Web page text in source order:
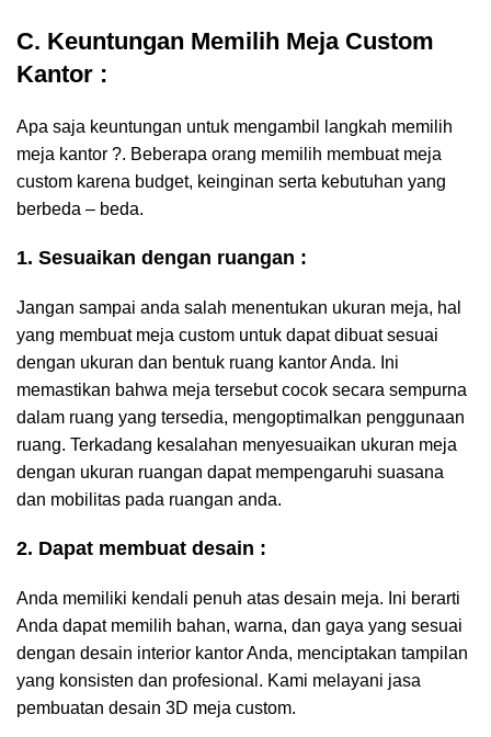
C. Keuntungan Memilih Meja Custom
Kantor :
Apa saja keuntungan untuk mengambil langkah memilih
meja kantor ?. Beberapa orang memilih membuat meja
custom karena budget, keinginan serta kebutuhan yang
berbeda – beda.
1. Sesuaikan dengan ruangan :
Jangan sampai anda salah menentukan ukuran meja, hal
yang membuat meja custom untuk dapat dibuat sesuai
dengan ukuran dan bentuk ruang kantor Anda. Ini
memastikan bahwa meja tersebut cocok secara sempurna
dalam ruang yang tersedia, mengoptimalkan penggunaan
ruang. Terkadang kesalahan menyesuaikan ukuran meja
dengan ukuran ruangan dapat mempengaruhi suasana
dan mobilitas pada ruangan anda.
2. Dapat membuat desain :
Anda memiliki kendali penuh atas desain meja. Ini berarti
Anda dapat memilih bahan, warna, dan gaya yang sesuai
dengan desain interior kantor Anda, menciptakan tampilan
yang konsisten dan profesional. Kami melayani jasa
pembuatan desain 3D meja custom.